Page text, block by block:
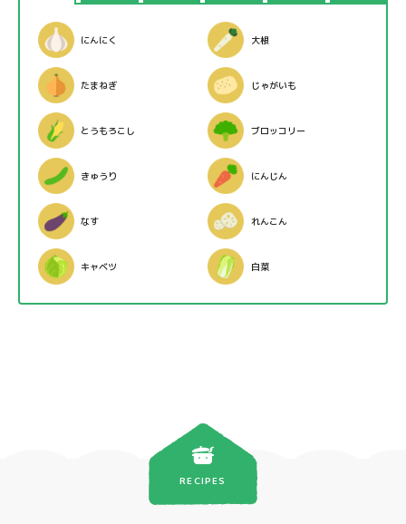
にんにく 大根
たまねぎ じゃがいも
とうもろこし ブロッコリー
きゅうり にんじん
なす れんこん
キャベツ 白菜
RECIPES